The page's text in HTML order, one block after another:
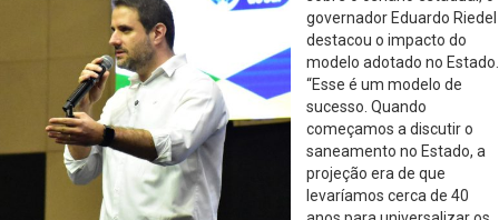
governador Eduardo Riedel
destacou o impacto do
modelo adotado no Estado.
“Esse é um modelo de
sucesso. Quando
começamos a discutir o
saneamento no Estado, a
projeção era de que
levaríamos cerca de 40